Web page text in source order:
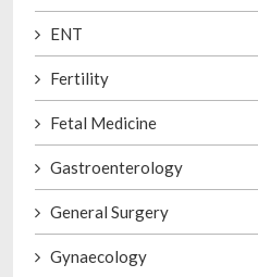
ENT
Fertility
Fetal Medicine
Gastroenterology
General Surgery
Gynaecology